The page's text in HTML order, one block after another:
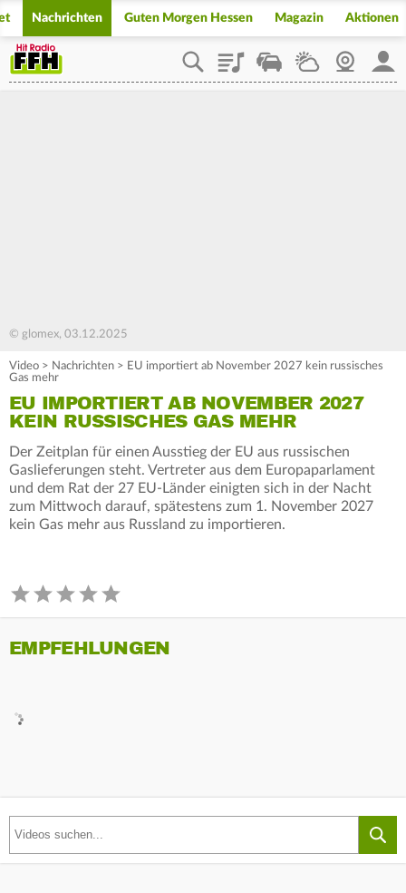
Nachrichten Guten Morgen Hessen Magazin Aktionen
PlaylistStaupilotWetterWebcam
© glomex, 03.12.2025
Video > Nachrichten > EU importiert ab November 2027 kein russisches
Gas mehr
EU IMPORTIERT AB NOVEMBER 2027
KEIN RUSSISCHES GAS MEHR
Der Zeitplan für einen Ausstieg der EU aus russischen
Gaslieferungen steht. Vertreter aus dem Europaparlament
und dem Rat der 27 EU-Länder einigten sich in der Nacht
zum Mittwoch darauf, spätestens zum 1. November 2027
kein Gas mehr aus Russland zu importieren.
EMPFEHLUNGEN